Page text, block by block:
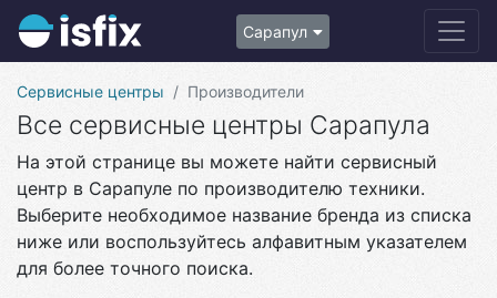
Сарапул
Сервисные центры Производители
Все сервисные центры Сарапула
На этой странице вы можете найти сервисный
центр в Сарапуле по производителю техники.
Выберите необходимое название бренда из списка
ниже или воспользуйтесь алфавитным указателем
для более точного поиска.